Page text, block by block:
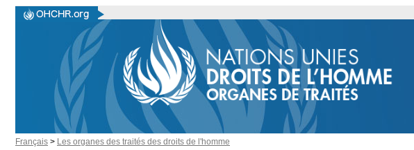
Français > Les organes des traités des droits de l'homme